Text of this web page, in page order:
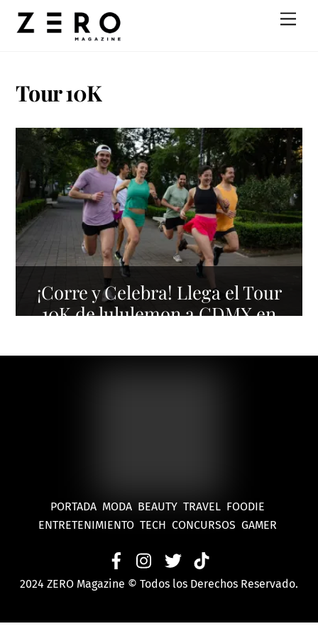
Tour 10K
¡Corre y Celebra! Llega el Tour
10K de lululemon a CDMX en
PORTADA MODA BEAUTY TRAVEL FOODIE
ENTRETENIMIENTO TECH CONCURSOS GAMER
2024 ZERO Magazine © Todos los Derechos Reservado.